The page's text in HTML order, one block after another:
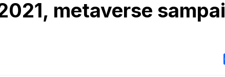
metaverse sampai